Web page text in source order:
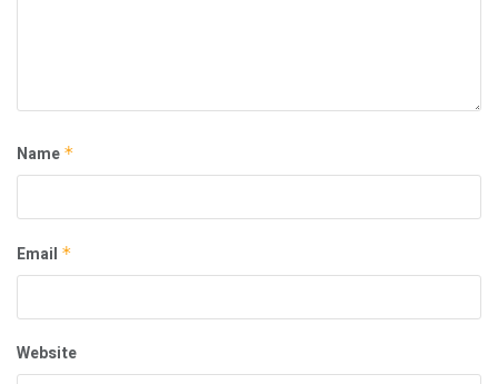
Name *
Email *
Website